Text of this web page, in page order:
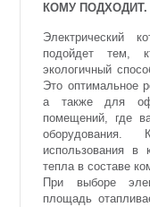
КОМУ ПОДХОДИТ.
Электрический
подойдет тем,
экологичный
Это оптимальное
а также для
помещений, где
использования в
тепла в составе
При выборе
площадь